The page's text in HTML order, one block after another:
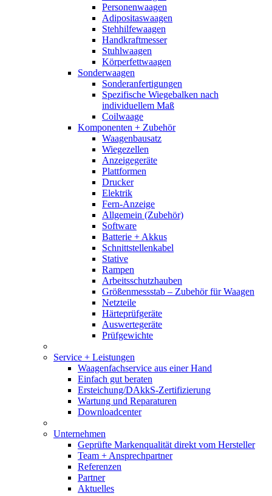
Personenwaagen
Adipositaswaagen
Stehhilfewaagen
Handkraftmesser
Stuhlwaagen
Körperfettwaagen
Sonderwaagen
Sonderanfertigungen
Spezifische Wiegebalken nach
individuellem Maß
Coilwaage
Komponenten + Zubehör
Waagenbausatz
Wiegezellen
Anzeigegeräte
Plattformen
Drucker
Elektrik
Fern-Anzeige
Allgemein (Zubehör)
Software
Batterie + Akkus
Schnittstellenkabel
Stative
Rampen
Arbeitsschutzhauben
Größenmessstab – Zubehör für Waagen
Netzteile
Härteprüfgeräte
Auswertegeräte
Prüfgewichte
Service + Leistungen
Waagenfachservice aus einer Hand
Einfach gut beraten
Ersteichung/DAkkS-Zertifizierung
Wartung und Reparaturen
Downloadcenter
Unternehmen
Geprüfte Markenqualität direkt vom Hersteller
Team + Ansprechpartner
Referenzen
Partner
Aktuelles